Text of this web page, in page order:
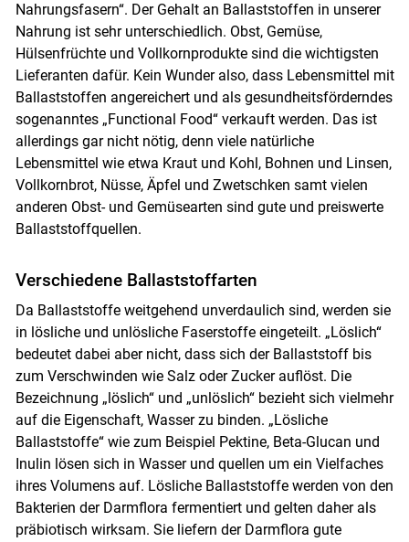
Nahrungsfasern“. Der Gehalt an Ballaststoffen in unserer
Nahrung ist sehr unterschiedlich. Obst, Gemüse,
Hülsenfrüchte und Vollkornprodukte sind die wichtigsten
Lieferanten dafür. Kein Wunder also, dass Lebensmittel mit
Ballaststoffen angereichert und als gesundheitsförderndes
sogenanntes „Functional Food“ verkauft werden. Das ist
allerdings gar nicht nötig, denn viele natürliche
Lebensmittel wie etwa Kraut und Kohl, Bohnen und Linsen,
Vollkornbrot, Nüsse, Äpfel und Zwetschken samt vielen
anderen Obst- und Gemüsearten sind gute und preiswerte
Ballaststoffquellen.
Verschiedene Ballaststoffarten
Da Ballaststoffe weitgehend unverdaulich sind, werden sie
in lösliche und unlösliche Faserstoffe eingeteilt. „Löslich“
bedeutet dabei aber nicht, dass sich der Ballaststoff bis
zum Verschwinden wie Salz oder Zucker auflöst. Die
Bezeichnung „löslich“ und „unlöslich“ bezieht sich vielmehr
auf die Eigenschaft, Wasser zu binden. „Lösliche
Ballaststoffe“ wie zum Beispiel Pektine, Beta-Glucan und
Inulin lösen sich in Wasser und quellen um ein Vielfaches
ihres Volumens auf. Lösliche Ballaststoffe werden von den
Bakterien der Darmflora fermentiert und gelten daher als
präbiotisch wirksam. Sie liefern der Darmflora gute